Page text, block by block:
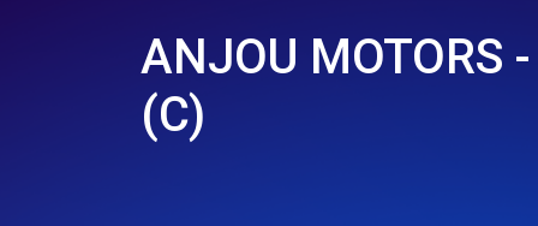
ANJOU MOTORS
(C)